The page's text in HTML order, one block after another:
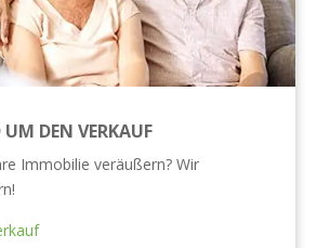
DEN VERKAUF
Immobilie veräußern? Wir